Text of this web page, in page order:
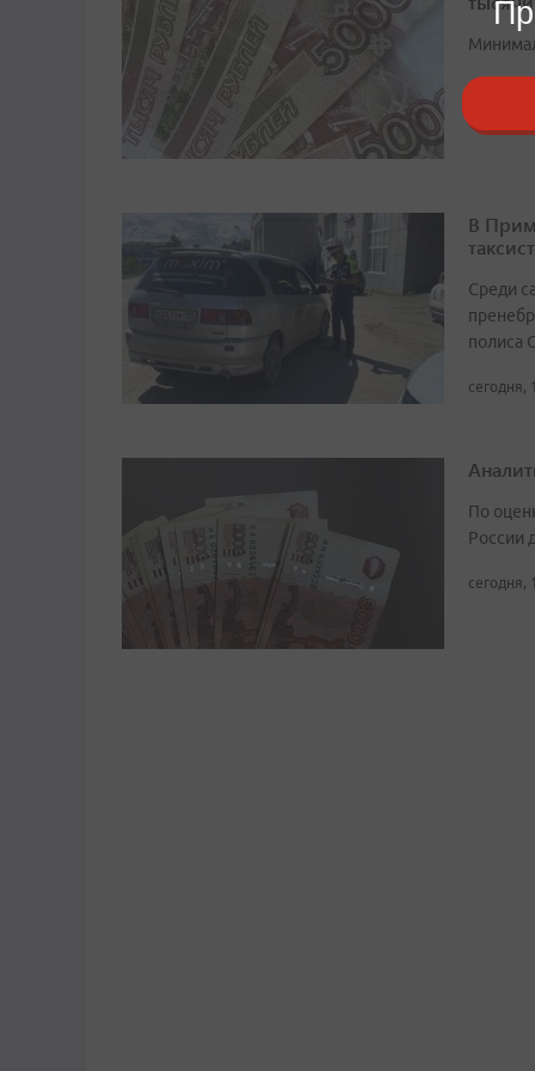
В
Среди
полиса
сегодня,
По
России
сегодня,